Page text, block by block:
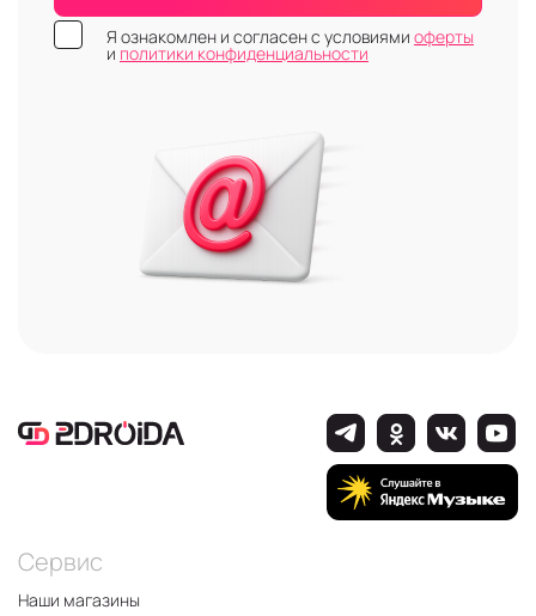
Я ознакомлен и согласен с условиями оферты
и политики конфиденциальности
Сервис
Наши магазины